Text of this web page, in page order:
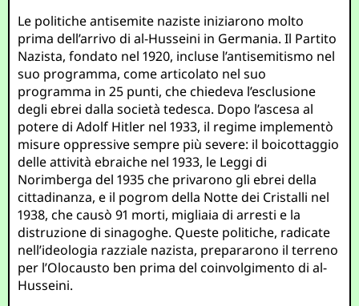
Le politiche antisemite naziste iniziarono molto
prima dell’arrivo di al-Husseini in Germania. Il Partito
Nazista, fondato nel 1920, incluse l’antisemitismo nel
suo programma, come articolato nel suo
programma in 25 punti, che chiedeva l’esclusione
degli ebrei dalla società tedesca. Dopo l’ascesa al
potere di Adolf Hitler nel 1933, il regime implementò
misure oppressive sempre più severe: il boicottaggio
delle attività ebraiche nel 1933, le Leggi di
Norimberga del 1935 che privarono gli ebrei della
cittadinanza, e il pogrom della Notte dei Cristalli nel
1938, che causò 91 morti, migliaia di arresti e la
distruzione di sinagoghe. Queste politiche, radicate
nell’ideologia razziale nazista, prepararono il terreno
per l’Olocausto ben prima del coinvolgimento di al-
Husseini.